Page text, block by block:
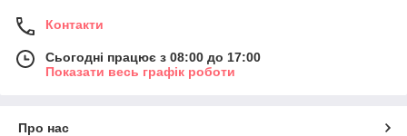
Контакти
Сьогодні працює з 08:00 до 17:00
Показати весь графік роботи
Про нас